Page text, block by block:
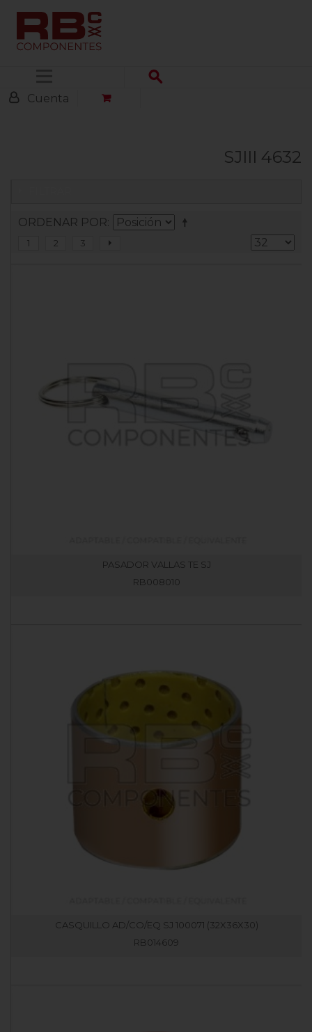
Cuenta
SJIII 4632
ORDENAR POR
1 2 3
PASADOR VALLAS TE SJ
RB008010
CASQUILLO AD/CO/EQ SJ 100071 (32X36X30)
RB014609